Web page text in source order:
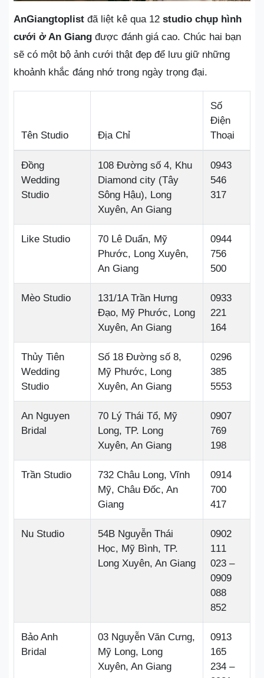
AnGiangtoplist đã liệt kê qua 12 studio chụp hình
cưới ở An Giang được đánh giá cao. Chúc hai bạn
sẽ có một bộ ảnh cưới thật đẹp để lưu giữ những
khoảnh khắc đáng nhớ trong ngày trọng đại.
Tên Studio Địa Chỉ
Số
Điện
Thoại
Đồng
Wedding
Studio
108 Đường số 4, Khu
Diamond city (Tây
Sông Hậu), Long
Xuyên, An Giang
0943
546
317
Like Studio
70 Lê Duẩn, Mỹ
Phước, Long Xuyên,
An Giang
0944
756
500
Mèo Studio
131/1A Trần Hưng
Đạo, Mỹ Phước, Long
Xuyên, An Giang
0933
221
164
Thủy Tiên
Wedding
Studio
Số 18 Đường số 8,
Mỹ Phước, Long
Xuyên, An Giang
0296
385
5553
An Nguyen
Bridal
70 Lý Thái Tổ, Mỹ
Long, TP. Long
Xuyên, An Giang
0907
769
198
Trần Studio
732 Châu Long, Vĩnh
Mỹ, Châu Đốc, An
Giang
0914
700
417
Nu Studio
54B Nguyễn Thái
Học, Mỹ Bình, TP.
Long Xuyên, An Giang
0902
111
023 –
0909
088
852
Bảo Anh
Bridal
03 Nguyễn Văn Cưng,
Mỹ Long, Long
Xuyên, An Giang
0913
165
234 –